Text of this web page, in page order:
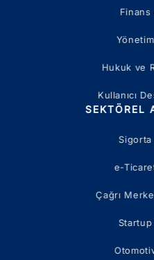
Finans
Hukuk ve
Kullanıcı
SEKTÖREL
Sigorta
e-
Çağrı
Startup